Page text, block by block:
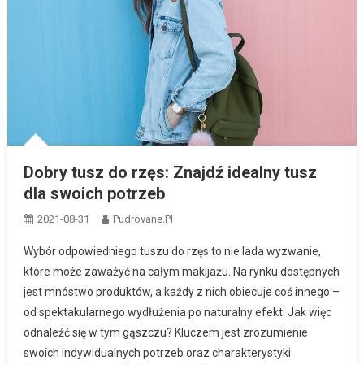
Dobry tusz do rzęs: Znajdź idealny tusz
dla swoich potrzeb
2021-08-31 Pudrovane.pl
Wybór odpowiedniego tuszu do rzęs to nie lada wyzwanie,
które może zaważyć na całym makijażu. Na rynku dostępnych
jest mnóstwo produktów, a każdy z nich obiecuje coś innego –
od spektakularnego wydłużenia po naturalny efekt. Jak więc
odnaleźć się w tym gąszczu? Kluczem jest zrozumienie
swoich indywidualnych potrzeb oraz charakterystyki